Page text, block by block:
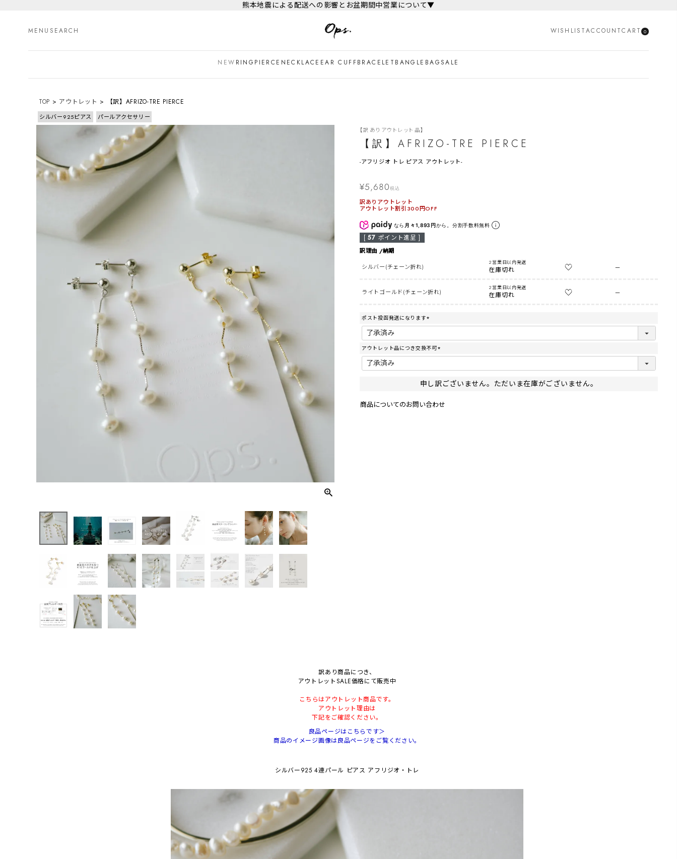
熊本地震による配送への影響とお盆期間中営業について▼
MENU SEARCH WISHLISTACCOUNTCART 0
NEW RING PIERCE NECKLACE EAR CUFFBRACELET BANGLE BAGSALE
SEARCH
TOP アウトレット 【訳】AFRIZO-TRE PIERCE
シルバー925ピアス パールアクセサリー
【訳ありアウトレット品】
【訳】AFRIZO-TRE PIERCE
-アフリジオ トレ ピアス アウトレット-
¥5,680税込
訳ありアウトレット
アウトレット割引300円OFF
なら 月々1,893円から。分割手数料無料
[ 57 ポイント進呈 ]
訳理由
納期
シルバー(チェーン折れ)
2営業日以内発送
在庫切れ —
ライトゴールド(チェーン折れ)
2営業日以内発送
在庫切れ —
ポスト投函発送になります
(
須
)
アウトレット品につき交換不可
(
須
)
申し訳ございません。ただいま在庫がございません。
商品についてのお問い合わせ
訳あり商品につき、
アウトレットSALE価格にて販売中
こちらはアウトレット商品です。
アウトレット理由は
下記をご確認ください。
良品ページはこちらです＞
商品のイメージ画像は良品ページをご覧ください。
シルバー925 4連パール ピアス アフリジオ・トレ